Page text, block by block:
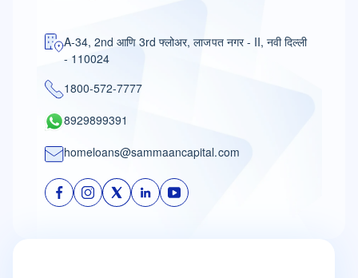
A-34, 2nd आणि 3rd फ्लोअर, लाजपत नगर - II, नवी दिल्ली
- 110024
1800-572-7777
8929899391
homeloans@sammaancapital.com